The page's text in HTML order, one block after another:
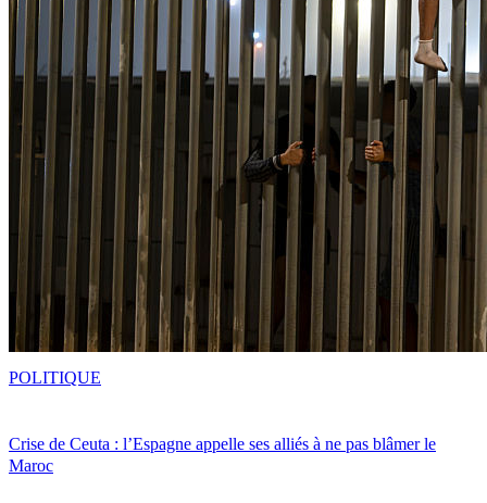
Crise de Ceuta : l’Espagne appelle ses alliés à ne pas blâmer le
Maroc
POLITIQUE